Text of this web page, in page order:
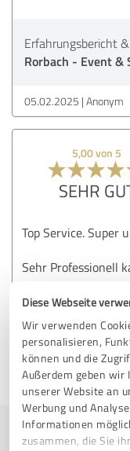
Diese Webseite
Wir verwenden
personalisieren,
können und die
Außerdem geben
unserer Website an
Werbung und
Informationen
zusammen, die Sie
Erfahrungsbericht
Rorbach - Event &
05.02.2025 Anonym
5,00 von 5
SEHR
Top Service. Super
Sehr Professionell
Erfahrungsbericht
Rorbach - Event &
05.02.2025 Anonym